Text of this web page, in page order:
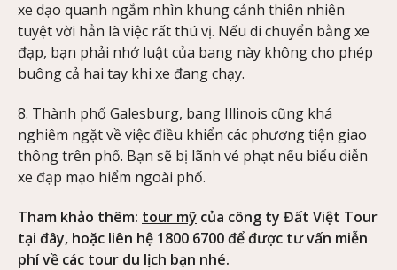
xe dạo quanh ngắm nhìn khung cảnh thiên nhiên
tuyệt vời hẳn là việc rất thú vị. Nếu di chuyển bằng xe
đạp, bạn phải nhớ luật của bang này không cho phép
buông cả hai tay khi xe đang chạy.
8. Thành phố Galesburg, bang Illinois cũng khá
nghiêm ngặt về việc điều khiển các phương tiện giao
thông trên phố. Bạn sẽ bị lãnh vé phạt nếu biểu diễn
xe đạp mạo hiểm ngoài phố.
Tham khảo thêm: tour mỹ của công ty Đất Việt Tour
tại đây, hoặc liên hệ 1800 6700 để được tư vấn miễn
phí về các tour du lịch bạn nhé.